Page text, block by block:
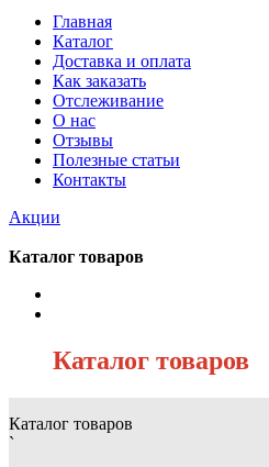
Главная
Каталог
Доставка и оплата
Как заказать
Отслеживание
О нас
Отзывы
Полезные статьи
Контакты
Акции
Каталог товаров
Каталог товаров
Каталог товаров
`